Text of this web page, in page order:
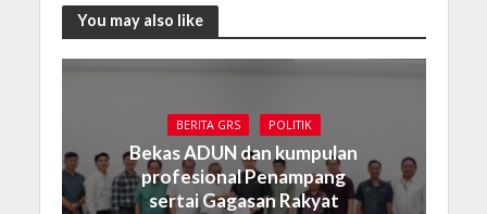
You may also like
BERITA GRS POLITIK
Bekas ADUN dan kumpulan
profesional Penampang
sertai Gagasan Rakyat